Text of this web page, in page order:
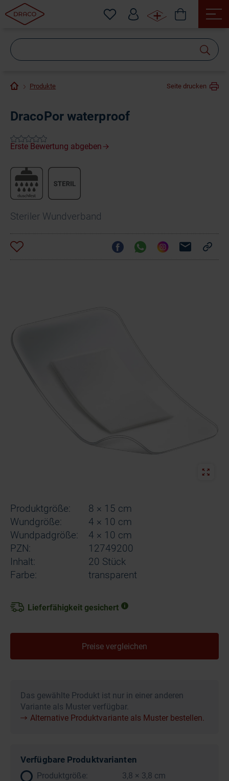
Produkte Seite drucken
DracoPor waterproof
Steriler Wundverband
Smith & Nephew GmbH
Budgetrelevante Abrechnungspreise der vdek-Kassen
Produktgröße:
8 × 15 cm
Wundgröße:
4 × 10 cm
Wundpadgröße:
4 × 10 cm
PZN:
12749200
Inhalt:
20 Stück
Farbe:
transparent
Lieferfähigkeit gesichert
Preise vergleichen
Das gewählte Produkt ist nur in einer anderen
Variante als Muster verfügbar.
Alternative Produktvariante als Muster bestellen.
Verfügbare Produktvarianten
Produktgröße:
3,8 × 3,8 cm
suchen